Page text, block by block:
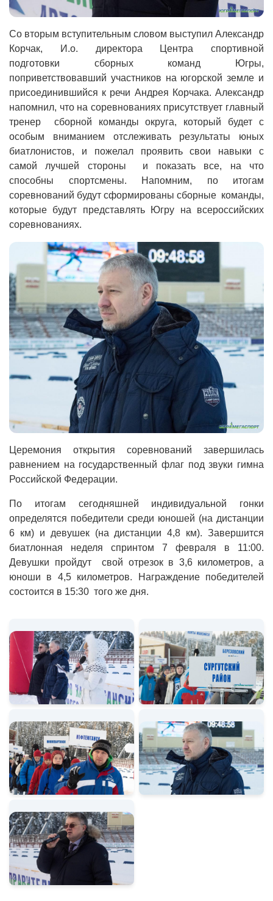
Со вторым вступительным словом выступил Александр
Корчак, И.о. директора Центра спортивной
подготовки сборных команд Югры,
поприветствовавший участников на югорской земле и
присоединившийся к речи Андрея Корчака. Александр
напомнил, что на соревнованиях присутствует главный
тренер сборной команды округа, который будет с
особым вниманием отслеживать результаты юных
биатлонистов, и пожелал проявить свои навыки с
самой лучшей стороны и показать все, на что
способны спортсмены. Напомним, по итогам
соревнований будут сформированы сборные команды,
которые будут представлять Югру на всероссийских
соревнованиях.
Церемония открытия соревнований завершилась
равнением на государственный флаг под звуки гимна
Российской Федерации.
По итогам сегодняшней индивидуальной гонки
определятся победители среди юношей (на дистанции
6 км) и девушек (на дистанции 4,8 км). Завершится
биатлонная неделя спринтом 7 февраля в 11:00.
Девушки пройдут свой отрезок в 3,6 километров, а
юноши в 4,5 километров. Награждение победителей
состоится в 15:30 того же дня.